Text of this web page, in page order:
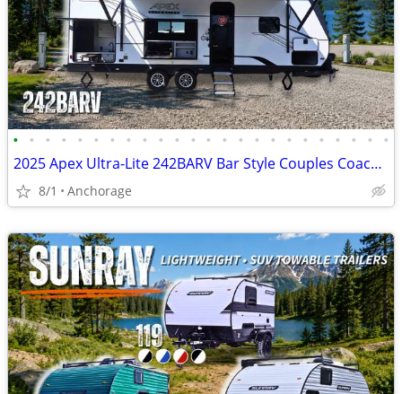
• • • • • • • • • • • • • • • • • • • • • • • •
2025 Apex Ultra-Lite 242BARV Bar Style Couples Coach Travel Trailer
8/1 Anchorage